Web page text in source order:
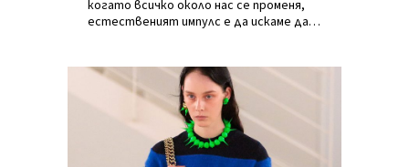
нас за по-дълго.
Пътеводител на
Answear.LAB
когато всичко около нас се променя,
естественият импулс е да искаме да
вдъхновяващ и да ни насърчи да
търсим новото и да отхвърляме
рутината.